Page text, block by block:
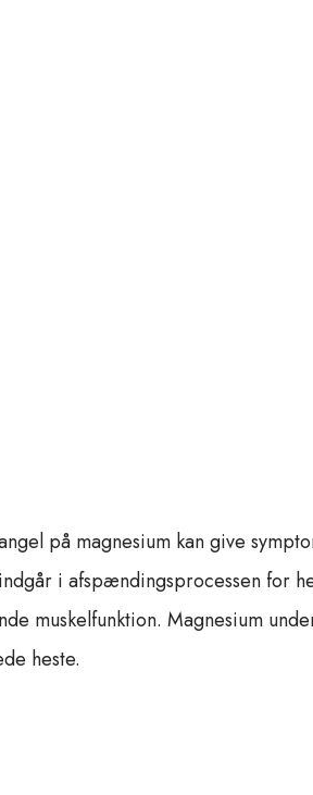
på magnesium kan give
i afspændingsprocessen for
muskelfunktion. Magnesium
heste.